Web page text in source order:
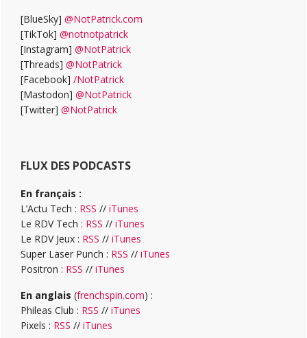
[BlueSky] @NotPatrick.com
[TikTok] @notnotpatrick
[Instagram] @NotPatrick
[Threads] @NotPatrick
[Facebook] /NotPatrick
[Mastodon] @NotPatrick
[Twitter] @NotPatrick
FLUX DES PODCASTS
En français :
L’Actu Tech : RSS // iTunes
Le RDV Tech : RSS // iTunes
Le RDV Jeux : RSS // iTunes
Super Laser Punch : RSS // iTunes
Positron : RSS // iTunes
En anglais (frenchspin.com) :
Phileas Club : RSS // iTunes
Pixels : RSS // iTunes